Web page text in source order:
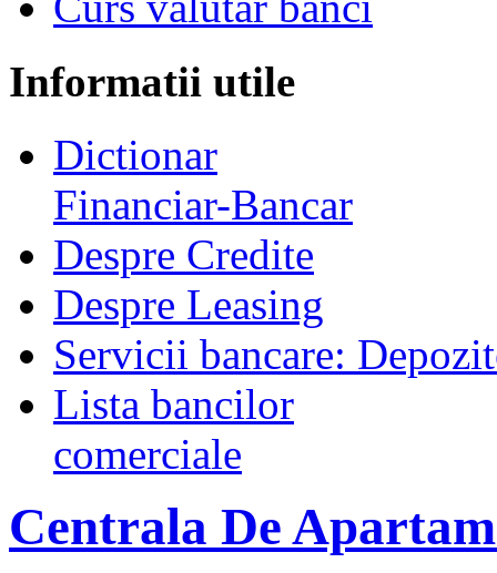
Informatii utile
Dictionar
Financiar-Bancar
Despre Credite
Despre Leasing
Servicii bancare:
Lista bancilor
comerciale
Centrala De